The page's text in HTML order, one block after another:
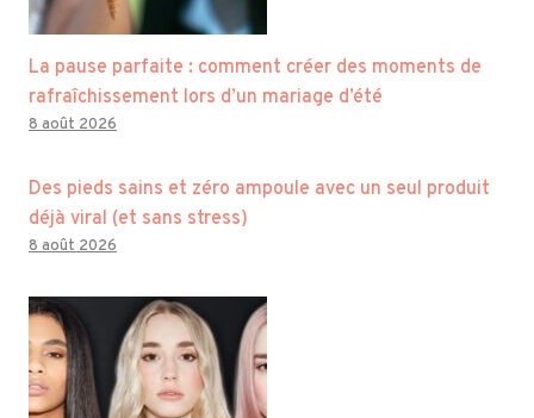
La pause parfaite : comment créer des moments de
rafraîchissement lors d’un mariage d’été
8 août 2026
Des pieds sains et zéro ampoule avec un seul produit
déjà viral (et sans stress)
8 août 2026